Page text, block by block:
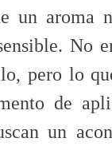
un aroma
No
pero lo
de
un